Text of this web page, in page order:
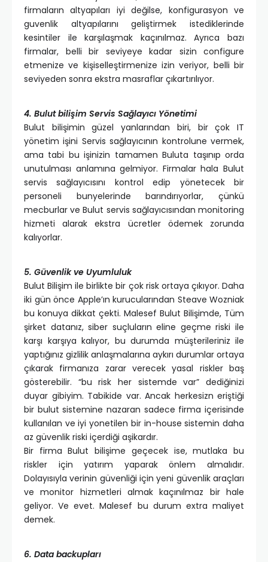
firmaların altyapıları iyi değilse, konfigurasyon ve
guvenlik altyapılarını geliştirmek istediklerinde
kesintiler ile karşılaşmak kaçınılmaz. Ayrıca bazı
firmalar, belli bir seviyeye kadar sizin configure
etmenize ve kişiselleştirmenize izin veriyor, belli bir
seviyeden sonra ekstra masraflar çıkartırılıyor.
4. Bulut bilişim Servis Sağlayıcı Yönetimi
Bulut bilişimin güzel yanlarından biri, bir çok IT
yönetim işini Servis sağlayıcının kontrolune vermek,
ama tabi bu işinizin tamamen Buluta taşınıp orda
unutulması anlamına gelmiyor. Firmalar hala Bulut
servis sağlayıcısını kontrol edip yönetecek bir
personeli bunyelerinde barındırıyorlar, çünkü
mecburlar ve Bulut servis sağlayıcısından monitoring
hizmeti alarak ekstra ücretler ödemek zorunda
kalıyorlar.
5. Güvenlik ve Uyumluluk
Bulut Bilişim ile birlikte bir çok risk ortaya çıkıyor. Daha
iki gün önce Apple’ın kurucularından Steave Wozniak
bu konuya dikkat çekti. Malesef Bulut Bilişimde, Tüm
şirket datanız, siber suçluların eline geçme riski ile
karşı karşıya kalıyor, bu durumda müşterileriniz ile
yaptığınız gizlilik anlaşmalarına aykırı durumlar ortaya
çıkarak firmanıza zarar verecek yasal riskler baş
gösterebilir. “bu risk her sistemde var” dediğinizi
duyar gibiyim. Tabikide var. Ancak herkesizn eriştiği
bir bulut sistemine nazaran sadece firma içerisinde
kullanılan ve iyi yonetilen bir in-house sistemin daha
az güvenlik riski içerdiği aşikardır.
Bir firma Bulut bilişime geçecek ise, mutlaka bu
riskler için yatırım yaparak önlem almalıdır.
Dolayısıyla verinin güvenliği için yeni güvenlik araçları
ve monitor hizmetleri almak kaçınılmaz bir hale
geliyor. Ve evet. Malesef bu durum extra maliyet
demek.
6. Data backupları